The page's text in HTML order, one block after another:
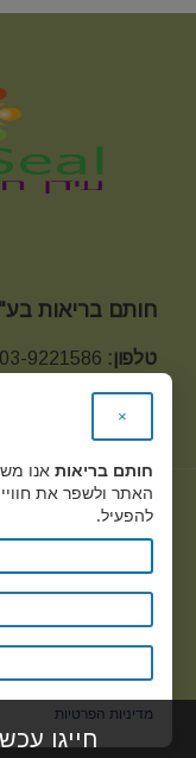
חותם בריאות
טלפון:
seal.com
כתובת:
×
חותם בריאות אנו
האתר ולשפר את
להפעיל.
מדיניות הפרטיות
חייגו עכשיו - 054-